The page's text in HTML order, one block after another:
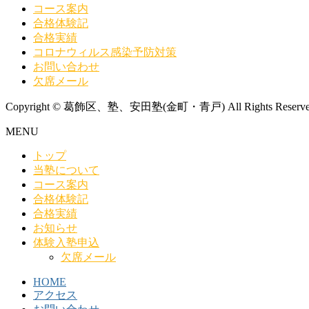
コース案内
合格体験記
合格実績
コロナウィルス感染予防対策
お問い合わせ
欠席メール
Copyright © 葛飾区、塾、安田塾(金町・青戸) All Rights
MENU
トップ
当塾について
コース案内
合格体験記
合格実績
お知らせ
体験入塾申込
欠席メール
HOME
アクセス